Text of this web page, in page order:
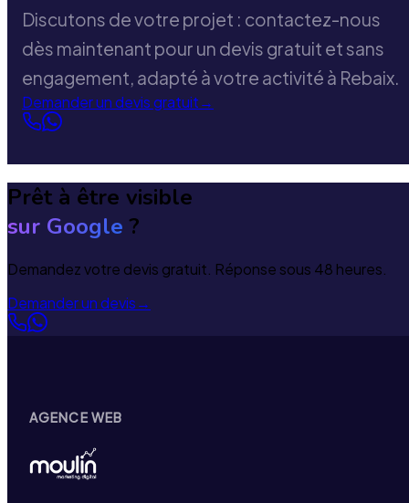
Discutons de votre projet : contactez-nous
dès maintenant pour un devis gratuit et sans
engagement, adapté à votre activité à Rebaix.
Demander un devis gratuit→
Prêt à être visible
sur Google ?
Demandez votre devis gratuit. Réponse sous 48 heures.
Demander un devis→
AGENCE WEB